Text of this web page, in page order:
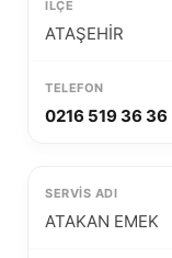
ATAŞEHİR
0216 519 36 36
ATAKAN EMEK